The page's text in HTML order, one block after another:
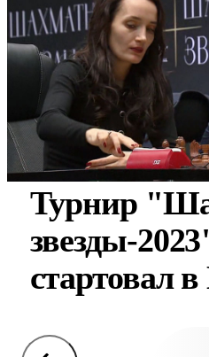
Турнир
звезды-
стартовал